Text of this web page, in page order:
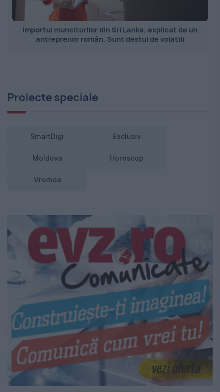
Importul muncitorilor din Sri Lanka, explicat de un
antreprenor român. Sunt destul de volatili
Proiecte speciale
SmartDigi Exclusiv
Moldova Horoscop
Vremea